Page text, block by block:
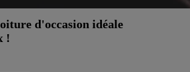
d'occasion idéale
!